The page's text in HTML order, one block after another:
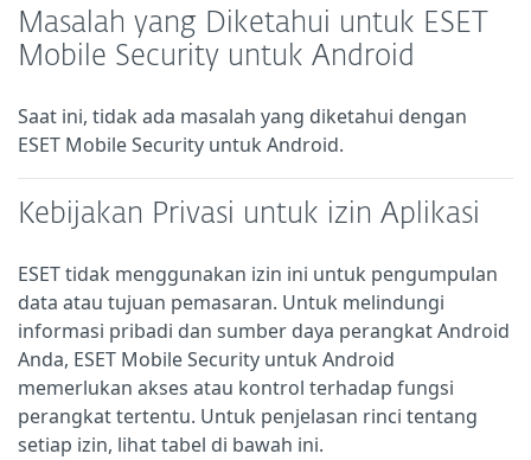
Masalah yang Diketahui untuk ESET
Mobile Security untuk Android
Saat ini, tidak ada masalah yang diketahui dengan
ESET Mobile Security untuk Android.
Kebijakan Privasi untuk izin Aplikasi
ESET tidak menggunakan izin ini untuk pengumpulan
data atau tujuan pemasaran. Untuk melindungi
informasi pribadi dan sumber daya perangkat Android
Anda, ESET Mobile Security untuk Android
memerlukan akses atau kontrol terhadap fungsi
perangkat tertentu. Untuk penjelasan rinci tentang
setiap izin, lihat tabel di bawah ini.